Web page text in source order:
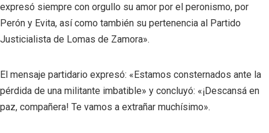
expresó siempre con orgullo su amor por el peronismo, por
Perón y Evita, así como también su pertenencia al Partido
Justicialista de Lomas de Zamora».
El mensaje partidario expresó: «Estamos consternados ante la
pérdida de una militante imbatible» y concluyó: «¡Descansá en
paz, compañera! Te vamos a extrañar muchísimo».